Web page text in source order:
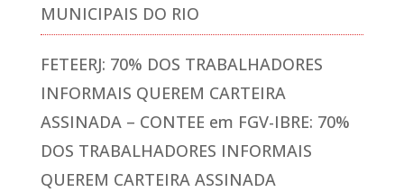
MUNICIPAIS DO RIO
FETEERJ: 70% DOS TRABALHADORES
INFORMAIS QUEREM CARTEIRA
ASSINADA – CONTEE em FGV-IBRE: 70%
DOS TRABALHADORES INFORMAIS
QUEREM CARTEIRA ASSINADA